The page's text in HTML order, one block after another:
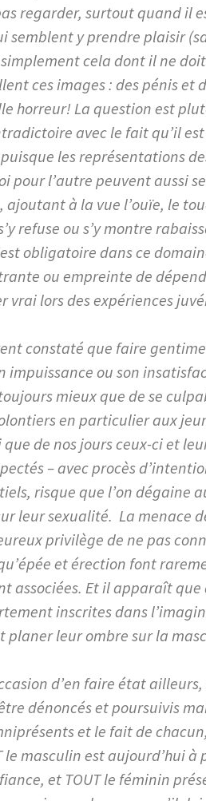
regarder, surtout quand il
semblent y prendre plaisir
cela dont il ne
ces images : des pénis et
horreur! La question est
avec le fait qu’il
les représentations
pour l’autre peuvent aussi
ajoutant à la vue l’ouïe, le
refuse ou s’y montre
obligatoire dans ce
ou empreinte de
vrai lors des expériences
constaté que faire
impuissance ou son
mieux que de se
en particulier aux
de nos jours ceux-ci et
– avec procès
risque que l’on dégaine
leur sexualité. La menace
privilège de ne pas
et érection font
associées. Et il apparaît
inscrites dans
planer leur ombre sur la
d’en faire état
dénoncés et poursuivis
et le fait de
masculin est aujourd’hui
et TOUT le féminin